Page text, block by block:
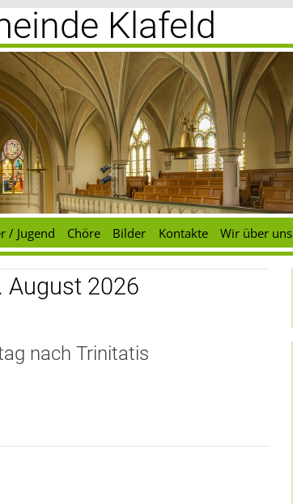
Klafeld
/ Jugend Chöre Bilder Kontakte Wir über uns
August 2026
nach Trinitatis